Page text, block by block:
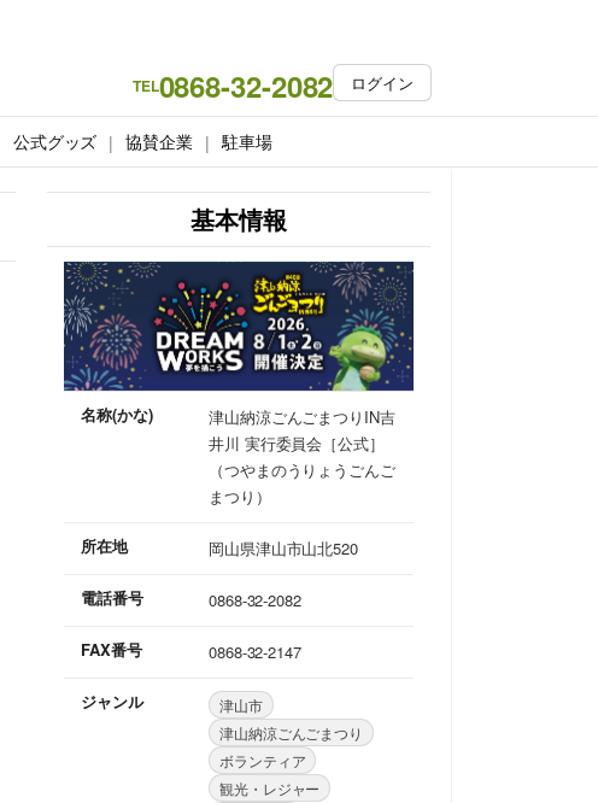
TEL0868-32-2082 ログイン
公式グッズ 協賛企業 駐車場
基本情報
名称(かな)
津山納涼ごんごまつりIN吉
井川 実行委員会［公式］
（つやまのうりょうごんご
まつり）
所在地 岡山県津山市山北520
電話番号 0868-32-2082
FAX番号 0868-32-2147
ジャンル
津山市
津山納涼ごんごまつり
ボランティア
観光・レジャー